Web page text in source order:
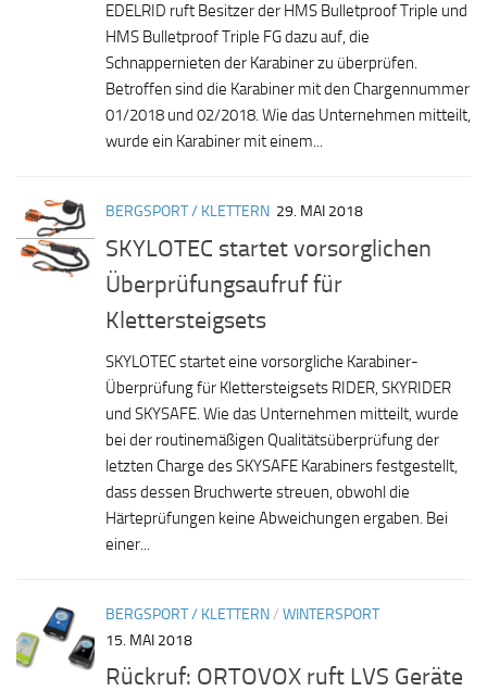
EDELRID ruft Besitzer der HMS Bulletproof Triple und
HMS Bulletproof Triple FG dazu auf, die
Schnappernieten der Karabiner zu überprüfen.
Betroffen sind die Karabiner mit den Chargennummer
01/2018 und 02/2018. Wie das Unternehmen mitteilt,
wurde ein Karabiner mit einem...
BERGSPORT / KLETTERN 29. MAI 2018
SKYLOTEC startet vorsorglichen
Überprüfungsaufruf für
Klettersteigsets
SKYLOTEC startet eine vorsorgliche Karabiner-
Überprüfung für Klettersteigsets RIDER, SKYRIDER
und SKYSAFE. Wie das Unternehmen mitteilt, wurde
bei der routinemäßigen Qualitätsüberprüfung der
letzten Charge des SKYSAFE Karabiners festgestellt,
dass dessen Bruchwerte streuen, obwohl die
Härteprüfungen keine Abweichungen ergaben. Bei
einer...
BERGSPORT / KLETTERN/ WINTERSPORT
15. MAI 2018
Rückruf: ORTOVOX ruft LVS Geräte